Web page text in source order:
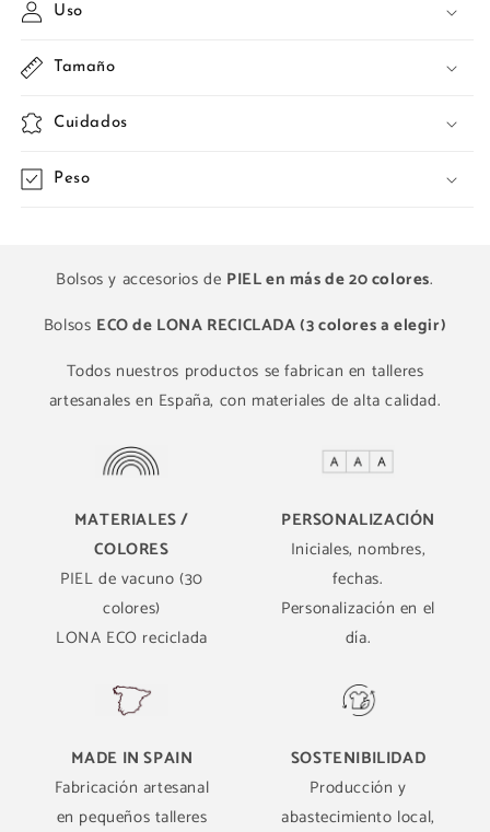
Uso
Tamaño
Cuidados
Peso
Bolsos y accesorios de PIEL en más de 20 colores.
Bolsos ECO de LONA RECICLADA (3 colores a elegir)
Todos nuestros productos se fabrican en talleres
artesanales en España, con materiales de alta calidad.
MATERIALES /
COLORES
PIEL de vacuno (30
colores)
LONA ECO reciclada
PERSONALIZACIÓN
Iniciales, nombres,
fechas.
Personalización en el
día.
MADE IN SPAIN
Fabricación artesanal
en pequeños talleres
SOSTENIBILIDAD
Producción y
abastecimiento local,